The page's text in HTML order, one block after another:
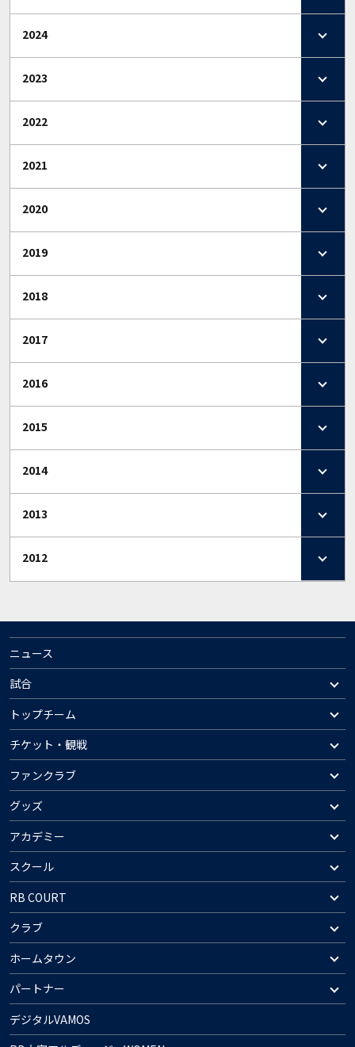
2024
2023
2022
2021
2020
2019
2018
2017
2016
2015
2014
2013
2012
ニュース
試合
トップチーム
チケット・観戦
ファンクラブ
グッズ
アカデミー
スクール
RB COURT
クラブ
ホームタウン
パートナー
デジタルVAMOS